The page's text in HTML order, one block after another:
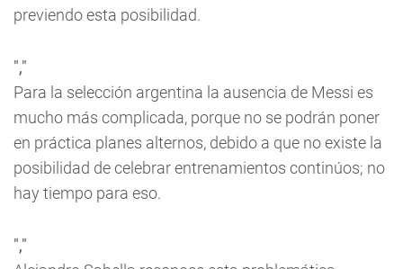
previendo esta posibilidad.
","
Para la selección argentina la ausencia de Messi es
mucho más complicada, porque no se podrán poner
en práctica planes alternos, debido a que no existe la
posibilidad de celebrar entrenamientos continúos; no
hay tiempo para eso.
","